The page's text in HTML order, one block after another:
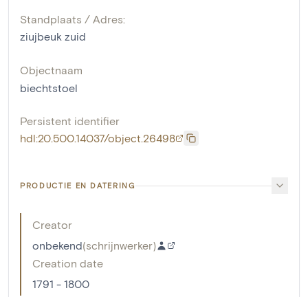
Standplaats / Adres:
ziujbeuk zuid
Objectnaam
biechtstoel
Persistent identifier
hdl:20.500.14037/object.26498
PRODUCTIE EN DATERING
Creator
onbekend(schrijnwerker)
Creation date
1791 - 1800